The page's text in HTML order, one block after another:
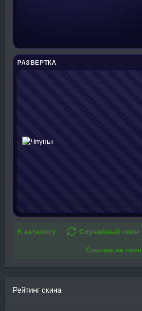
РАЗВЕРТКА
К каталогу Случайный скин
Ссылка на скин
Рейтинг скина